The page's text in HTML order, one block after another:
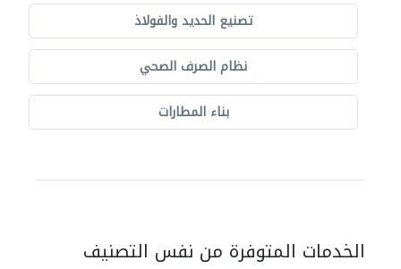
تصنيع الحديد والفولاذ
نظام الصرف الصحي
بناء المطارات
الخدمات المتوفرة من نفس التصنيف